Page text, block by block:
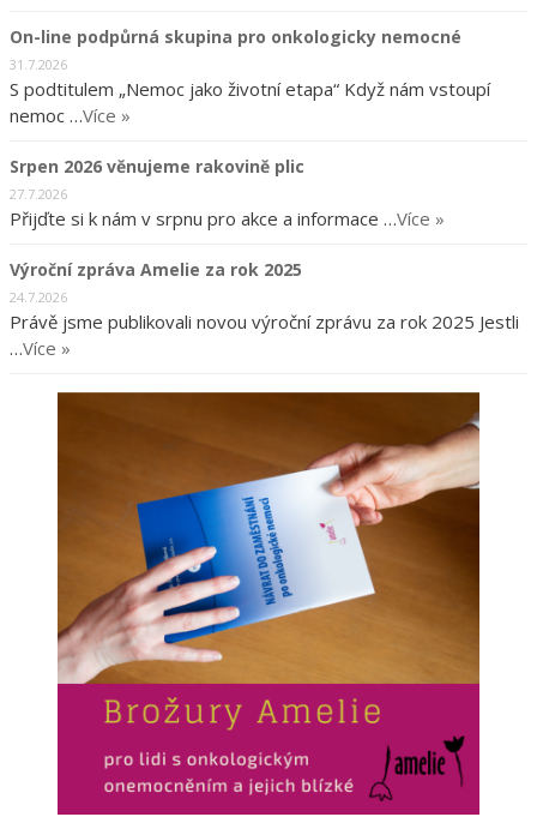
On-line podpůrná skupina pro onkologicky nemocné
31.7.2026
S podtitulem „Nemoc jako životní etapa“ Když nám vstoupí
nemoc …Více »
Srpen 2026 věnujeme rakovině plic
27.7.2026
Přijďte si k nám v srpnu pro akce a informace …Více »
Výroční zpráva Amelie za rok 2025
24.7.2026
Právě jsme publikovali novou výroční zprávu za rok 2025 Jestli
…Více »